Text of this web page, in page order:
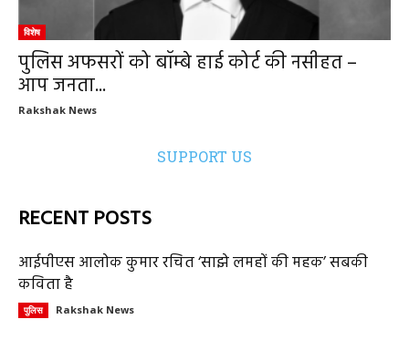
विशेष
पुलिस अफसरों को बॉम्बे हाई कोर्ट की नसीहत –
आप जनता...
Rakshak News
SUPPORT US
RECENT POSTS
आईपीएस आलोक कुमार रचित ‘साझे लमहों की महक’ सबकी
कविता है
पुलिस Rakshak News